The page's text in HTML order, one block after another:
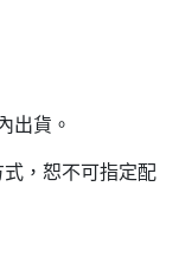
出貨。
，恕不可指定配